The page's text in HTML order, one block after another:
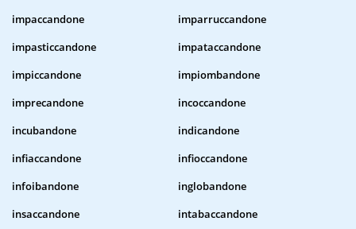
impaccandone
imparruccandone
impasticcandone
impataccandone
impiccandone
impiombandone
imprecandone
incoccandone
incubandone
indicandone
infiaccandone
infioccandone
infoibandone
inglobandone
insaccandone
intabaccandone